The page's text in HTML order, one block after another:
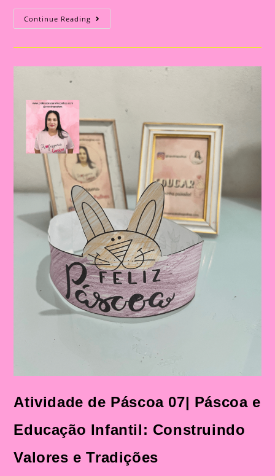
Continue Reading Atividade
De
09|
Educação
Tradições
Atividade de Páscoa 07| Páscoa e
Educação Infantil: Construindo
Valores e Tradições